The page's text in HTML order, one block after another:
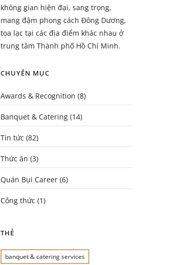
không gian hiện đại, sang trọng,
mang đậm phong cách Đông Dương,
tọa lạc tại các địa điểm khác nhau ở
trung tâm Thành phố Hồ Chí Minh.
CHUYÊN MỤC
Awards & Recognition (8)
Banquet & Catering (14)
Tin tức (82)
Thức ăn (3)
Quán Bụi Career (6)
Công thức (1)
THẺ
banquet & catering services